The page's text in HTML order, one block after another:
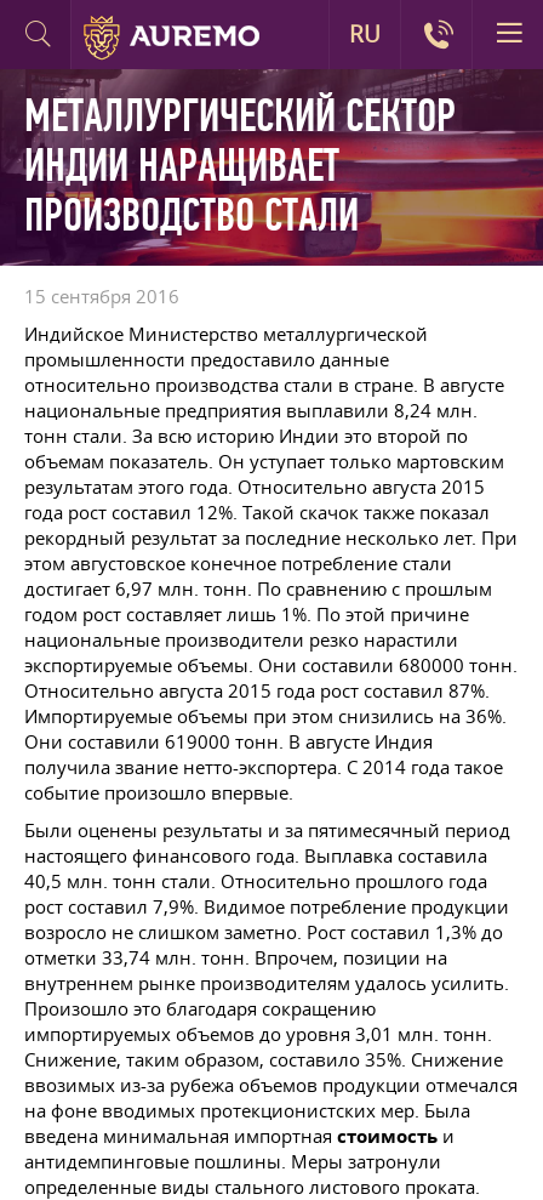
МЕТАЛЛУРГИЧЕСКИЙ СЕКТОР
ИНДИИ НАРАЩИВАЕТ
ПРОИЗВОДСТВО СТАЛИ
15 сентября 2016
Индийское Министерство металлургической
промышленности предоставило данные
относительно производства стали в стране. В августе
национальные предприятия выплавили 8,24 млн.
тонн стали. За всю историю Индии это второй по
объемам показатель. Он уступает только мартовским
результатам этого года. Относительно августа 2015
года рост составил 12%. Такой скачок также показал
рекордный результат за последние несколько лет. При
этом августовское конечное потребление стали
достигает 6,97 млн. тонн. По сравнению с прошлым
годом рост составляет лишь 1%. По этой причине
национальные производители резко нарастили
экспортируемые объемы. Они составили 680000 тонн.
Относительно августа 2015 года рост составил 87%.
Импортируемые объемы при этом снизились на 36%.
Они составили 619000 тонн. В августе Индия
получила звание нетто-экспортера. С 2014 года такое
событие произошло впервые.
Были оценены результаты и за пятимесячный период
настоящего финансового года. Выплавка составила
40,5 млн. тонн стали. Относительно прошлого года
рост составил 7,9%. Видимое потребление продукции
возросло не слишком заметно. Рост составил 1,3% до
отметки 33,74 млн. тонн. Впрочем, позиции на
внутреннем рынке производителям удалось усилить.
Произошло это благодаря сокращению
импортируемых объемов до уровня 3,01 млн. тонн.
Снижение, таким образом, составило 35%. Снижение
ввозимых из-за рубежа объемов продукции отмечался
на фоне вводимых протекционистских мер. Была
введена минимальная импортная стоимость и
антидемпинговые пошлины. Меры затронули
определенные виды стального листового проката.
RU